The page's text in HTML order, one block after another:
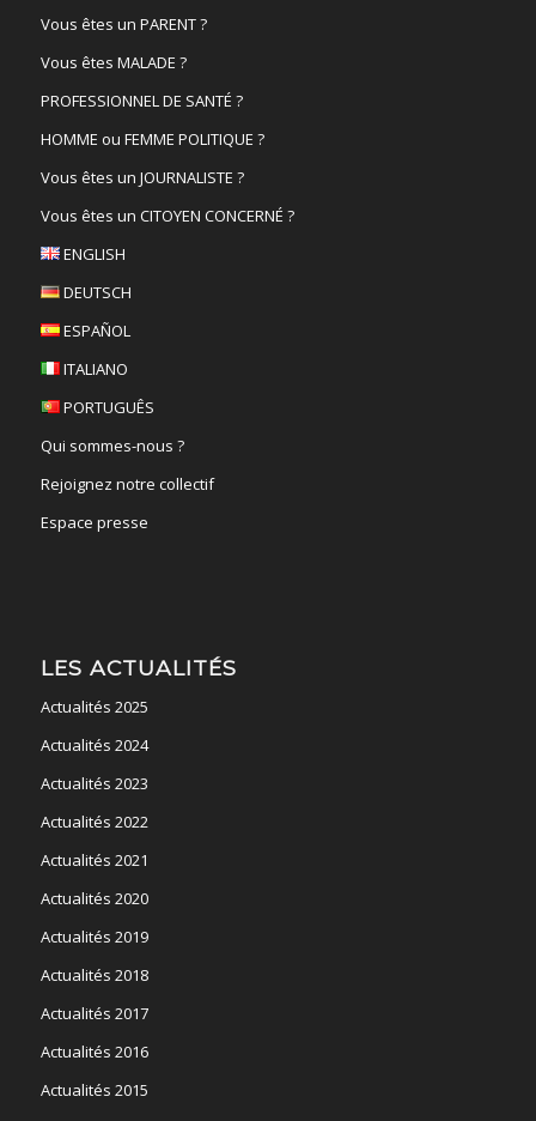
Vous êtes un PARENT ?
Vous êtes MALADE ?
PROFESSIONNEL DE SANTÉ ?
HOMME ou FEMME POLITIQUE ?
Vous êtes un JOURNALISTE ?
Vous êtes un CITOYEN CONCERNÉ ?
ENGLISH
DEUTSCH
ESPAÑOL
ITALIANO
PORTUGUÊS
Qui sommes-nous ?
Rejoignez notre collectif
Espace presse
LES ACTUALITÉS
Actualités 2025
Actualités 2024
Actualités 2023
Actualités 2022
Actualités 2021
Actualités 2020
Actualités 2019
Actualités 2018
Actualités 2017
Actualités 2016
Actualités 2015